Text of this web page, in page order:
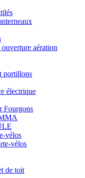
ouverture aération
portillons
électrique
Fourgons
vélos
vélos
de toit